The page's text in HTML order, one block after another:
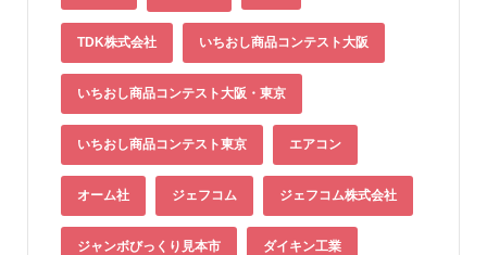
TDK株式会社 いちおし商品コンテスト大阪
いちおし商品コンテスト大阪・東京
いちおし商品コンテスト東京 エアコン
オーム社 ジェフコム ジェフコム株式会社
ジャンボびっくり見本市 ダイキン工業